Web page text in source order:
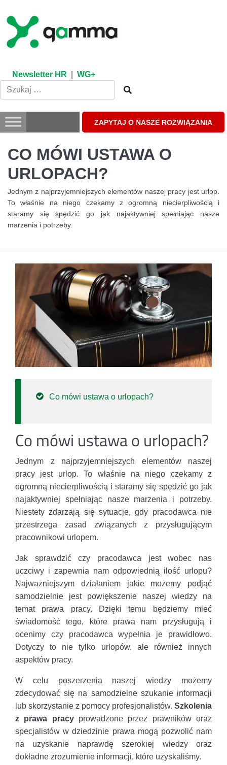
content
Newsletter HR WG+
ZAPYTAJ O NASZE ROZWIĄZANIA
CO MÓWI USTAWA O
URLOPACH?
Jednym z najprzyjemniejszych elementów naszej pracy jest urlop.
To właśnie na niego czekamy z ogromną niecierpliwością i
staramy się spędzić go jak najaktywniej spełniając nasze
marzenia i potrzeby.
Co mówi ustawa o urlopach?
Co mówi ustawa o urlopach?
Jednym z najprzyjemniejszych elementów naszej
pracy jest urlop. To właśnie na niego czekamy z
ogromną niecierpliwością i staramy się spędzić go jak
najaktywniej spełniając nasze marzenia i potrzeby.
Niestety zdarzają się sytuacje, gdy pracodawca nie
przestrzega zasad związanych z przysługującym
pracownikowi urlopem.
Jak sprawdzić czy pracodawca jest wobec nas
uczciwy i zapewnia nam odpowiednią ilość urlopu?
Najważniejszym działaniem jakie możemy podjąć
samodzielnie jest powiększenie naszej wiedzy na
temat prawa pracy. Dzięki temu będziemy mieć
świadomość tego, które prawa nam przysługują i
ocenimy czy pracodawca wypełnia je prawidłowo.
Dotyczy to nie tylko urlopów, ale również innych
aspektów pracy.
W celu poszerzenia naszej wiedzy możemy
zdecydować się na samodzielne szukanie informacji
lub skorzystanie z pomocy profesjonalistów. Szkolenia
z prawa pracyprowadzone przez prawników oraz
specjalistów w dziedzinie prawa mogą pozwolić nam
na uzyskanie naprawdę szerokiej wiedzy oraz
dokładne zrozumienie informacji, które uzyskaliśmy.